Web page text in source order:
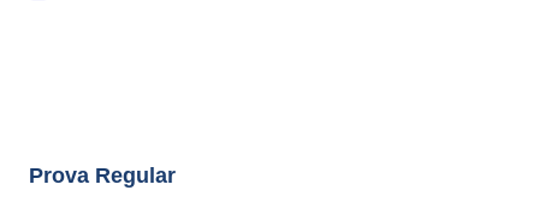
Prova Regular